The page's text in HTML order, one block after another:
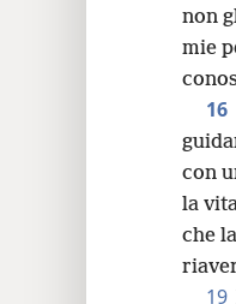
non
mie
16
con
la
che
19